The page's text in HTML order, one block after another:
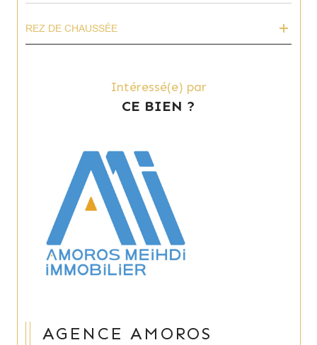
REZ DE CHAUSSÉE
Intéressé(e) par
CE BIEN ?
AGENCE AMOROS